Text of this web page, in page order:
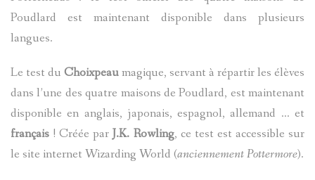
A PROPOS
Poudlard est maintenant disponible dans plusieurs
langues.
Le test du Choixpeaumagique, servant à répartir les élèves
dans l’une des quatre maisons de Poudlard, est maintenant
disponible en anglais, japonais, espagnol, allemand … et
français ! Créée parJ.K. Rowling, ce test est accessible sur
le site internet Wizarding World (anciennement Pottermore).